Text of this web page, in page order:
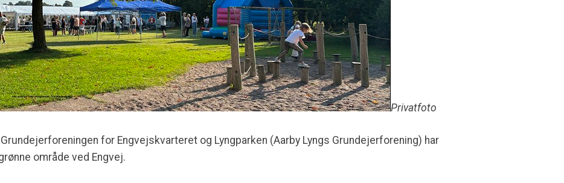
Privatfoto
for Engvejskvarteret og Lyngparken (Aarby Lyngs Grundejerforening) har
område ved Engvej.